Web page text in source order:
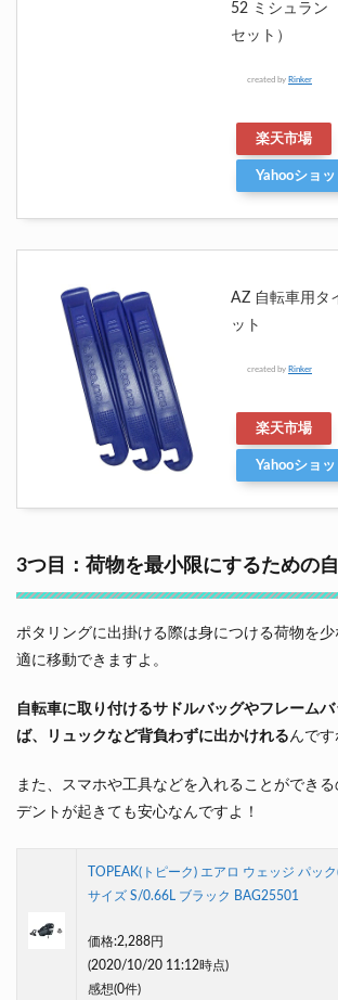
52 ミシュラン
セット）
created by Rinker
楽天市場
Yahooショ
AZ 自転車用タ
ット
created by Rinker
楽天市場
Yahooショ
3つ目：荷物を最小限にするための
ポタリングに出掛ける際は身につける荷物を
適に移動できますよ。
自転車に取り付けるサドルバッグやフレーム
ば、リュックなど背負わずに出かけれるんです
また、スマホや工具などを入れることができ
デントが起きても安心なんですよ！
TOPEAK(トピーク) エアロ ウェッジ パッ
サイズ S/0.66L ブラック BAG25501
価格:2,288円
(2020/10/20 11:12時点)
感想(0件)